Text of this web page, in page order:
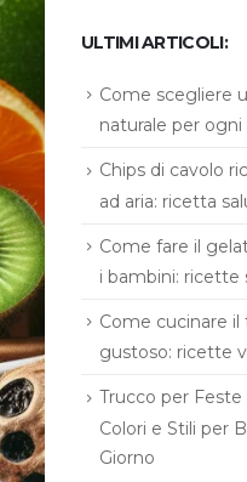
ULTIMI ARTICOLI:
Come scegliere
naturale per ogni
Chips di cavolo
ad aria: ricetta
Come fare il
i bambini: ricette
Come cucinare
gustoso: ricette
Trucco per
Colori e Stili per
Giorno